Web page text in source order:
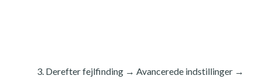
Derefter fejlfinding → Avancerede indstillinger →